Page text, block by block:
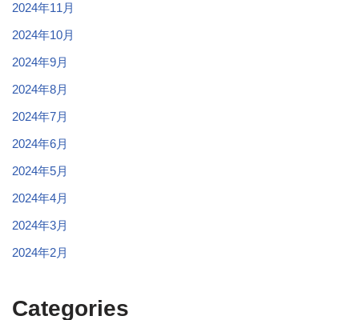
2024年11月
2024年10月
2024年9月
2024年8月
2024年7月
2024年6月
2024年5月
2024年4月
2024年3月
2024年2月
Categories